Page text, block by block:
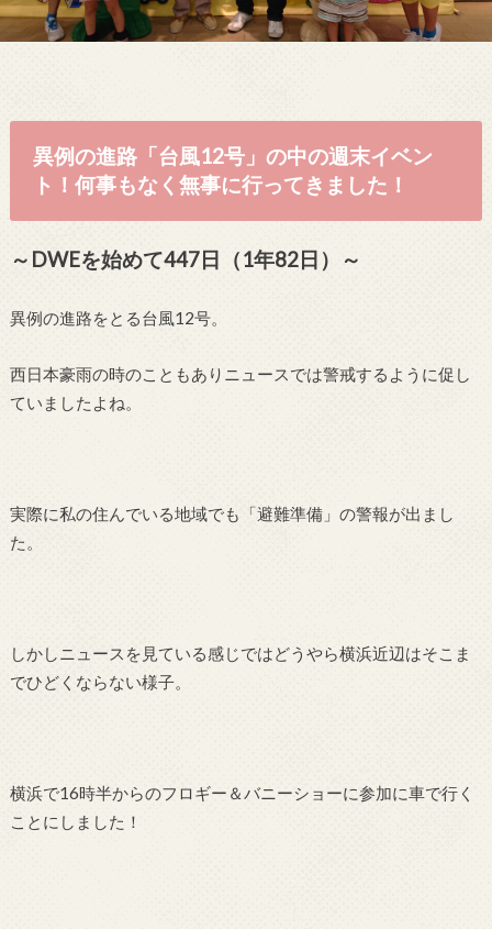
異例の進路「台風12号」の中の週末イベン
ト！何事もなく無事に行ってきました！
～DWEを始めて447日（1年82日）～
異例の進路をとる台風12号。
西日本豪雨の時のこともありニュースでは警戒するように促し
ていましたよね。
実際に私の住んでいる地域でも「避難準備」の警報が出まし
た。
しかしニュースを見ている感じではどうやら横浜近辺はそこま
でひどくならない様子。
横浜で16時半からのフロギー＆バニーショーに参加に車で行く
ことにしました！